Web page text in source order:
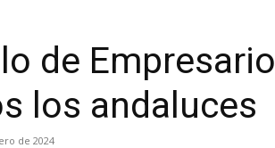
de
los andaluces
de 2024